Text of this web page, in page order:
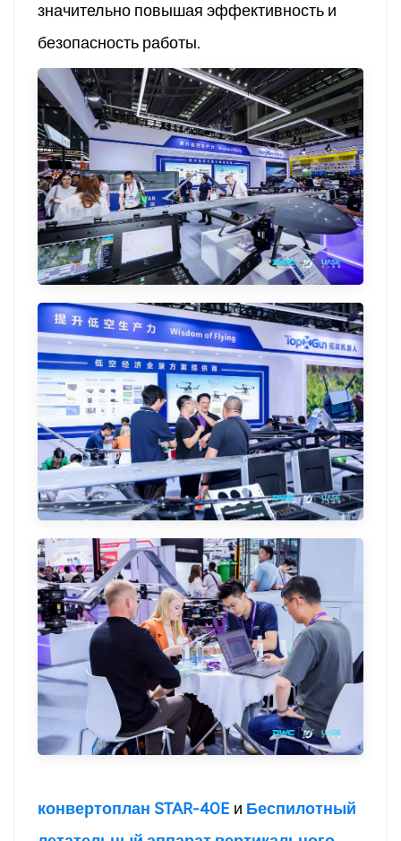
значительно повышая эффективность и
безопасность работы.
конвертоплан STAR-40E и Беспилотный